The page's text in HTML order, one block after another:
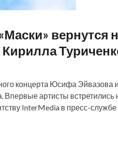
вернутся
концерта Юсифа Эйвазова
Впервые артисты встретились
InterMedia в пресс-службе